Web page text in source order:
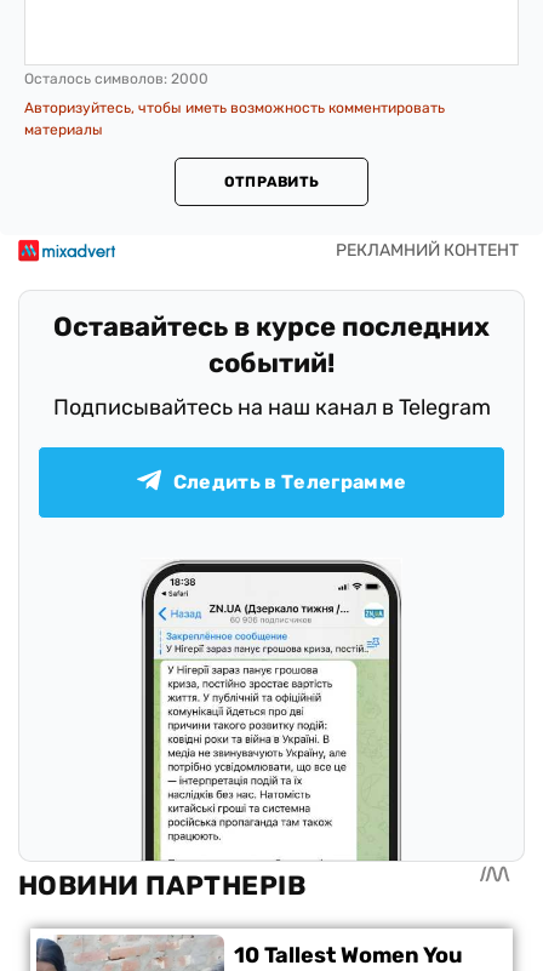
Осталось символов: 2000
Авторизуйтесь, чтобы иметь возможность комментировать
материалы
ОТПРАВИТЬ
Оставайтесь в курсе последних
событий!
Подписывайтесь на наш канал в Telegram
Следить в Телеграмме